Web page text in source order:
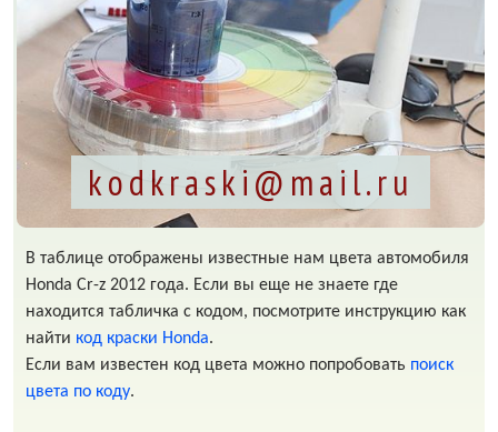
kodkraski@mail.ru
В таблице отображены известные нам цвета автомобиля
Honda Cr-z 2012 года. Если вы еще не знаете где
находится табличка с кодом, посмотрите инструкцию как
найти код краски Honda.
Если вам известен код цвета можно попробовать поиск
цвета по коду.